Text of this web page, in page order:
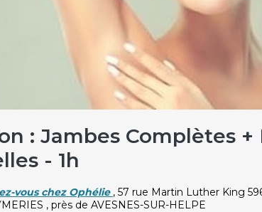
: Jambes Complètes
- 1h
vous chez Ophélie , 57 rue Martin Luther King
, près de AVESNES-SUR-HELPE